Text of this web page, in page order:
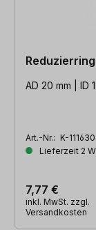
AD 20 mm | ID
Art.-Nr.: K-
Lieferzeit 2
7,77 €
inkl. MwSt. zzgl.
Versandkosten